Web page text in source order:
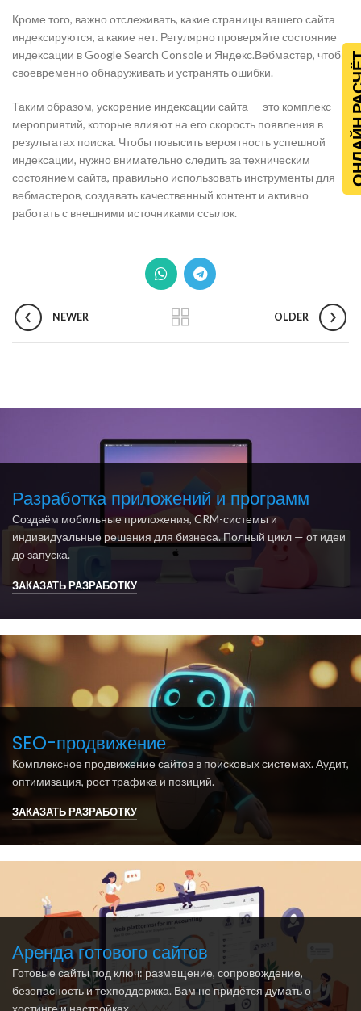
Кроме того, важно отслеживать, какие страницы вашего сайта
индексируются, а какие нет. Регулярно проверяйте состояние
индексации в Google Search Console и Яндекс.Вебмастер, чтобы
своевременно обнаруживать и устранять ошибки.
Таким образом, ускорение индексации сайта — это комплекс
мероприятий, которые влияют на его скорость появления в
результатах поиска. Чтобы повысить вероятность успешной
индексации, нужно внимательно следить за техническим
состоянием сайта, правильно использовать инструменты для
вебмастеров, создавать качественный контент и активно
работать с внешними источниками ссылок.
NEWER OLDER
Разработка приложений и программ
Создаём мобильные приложения, CRM-системы и
индивидуальные решения для бизнеса. Полный цикл — от идеи
до запуска.
ЗАКАЗАТЬ РАЗРАБОТКУ
SEO-продвижение
Комплексное продвижение сайтов в поисковых системах. Аудит,
оптимизация, рост трафика и позиций.
ЗАКАЗАТЬ РАЗРАБОТКУ
Аренда готового сайтов
Готовые сайты под ключ: размещение, сопровождение,
безопасность и техподдержка. Вам не придётся думать о
хостинге и настройках.